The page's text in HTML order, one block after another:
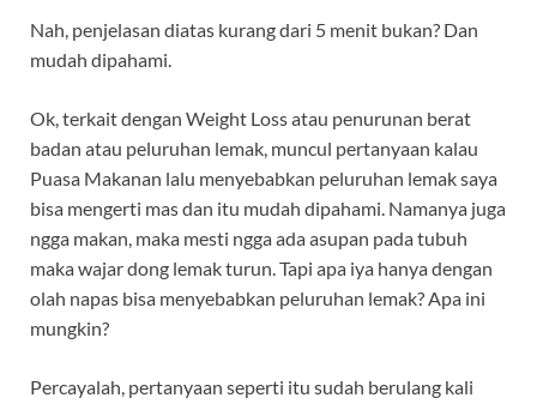
Nah, penjelasan diatas kurang dari 5 menit bukan? Dan
mudah dipahami.
Ok, terkait dengan Weight Loss atau penurunan berat
badan atau peluruhan lemak, muncul pertanyaan kalau
Puasa Makanan lalu menyebabkan peluruhan lemak saya
bisa mengerti mas dan itu mudah dipahami. Namanya juga
ngga makan, maka mesti ngga ada asupan pada tubuh
maka wajar dong lemak turun. Tapi apa iya hanya dengan
olah napas bisa menyebabkan peluruhan lemak? Apa ini
mungkin?
Percayalah, pertanyaan seperti itu sudah berulang kali